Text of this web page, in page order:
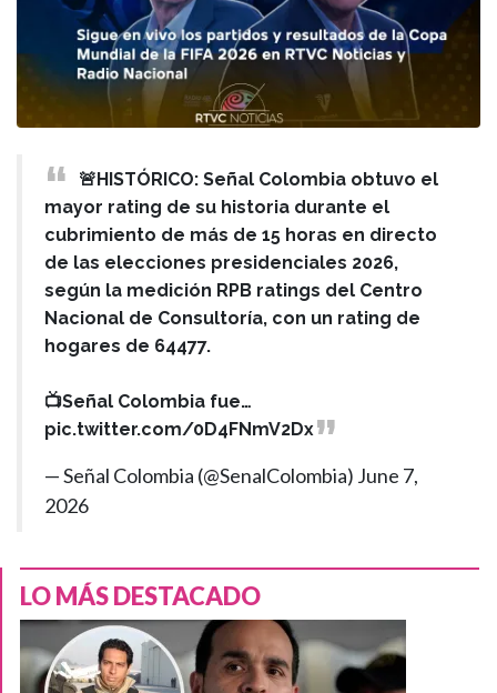
🚨HISTÓRICO: Señal Colombia obtuvo el
mayor rating de su historia durante el
cubrimiento de más de 15 horas en directo
de las elecciones presidenciales 2026,
según la medición RPB ratings del Centro
Nacional de Consultoría, con un rating de
hogares de 64477.
📺Señal Colombia fue…
pic.twitter.com/0D4FNmV2Dx
— Señal Colombia (@SenalColombia) June 7,
2026
LO MÁS DESTACADO